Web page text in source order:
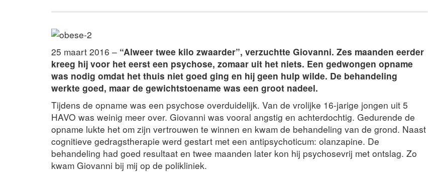
25 maart 2016 – “Alweer twee kilo zwaarder”, verzuchtte Giovanni. Zes maanden eerder
kreeg hij voor het eerst een psychose, zomaar uit het niets. Een gedwongen opname
was nodig omdat het thuis niet goed ging en hij geen hulp wilde. De behandeling
werkte goed, maar de gewichtstoename was een groot nadeel.
Tijdens de opname was een psychose overduidelijk. Van de vrolijke 16-jarige jongen uit 5
HAVO was weinig meer over. Giovanni was vooral angstig en achterdochtig. Gedurende de
opname lukte het om zijn vertrouwen te winnen en kwam de behandeling van de grond. Naast
cognitieve gedragstherapie werd gestart met een antipsychoticum: olanzapine. De
behandeling had goed resultaat en twee maanden later kon hij psychosevrij met ontslag. Zo
kwam Giovanni bij mij op de polikliniek.